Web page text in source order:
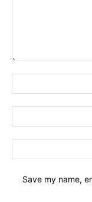
Save my name,